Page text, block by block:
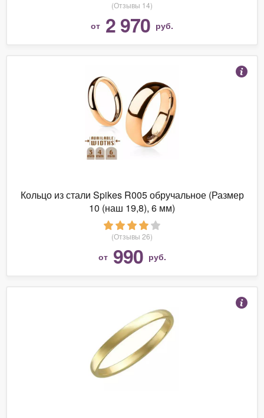
(Отзывы 14)
от 2 970 руб.
Кольцо из стали Spikes R005 обручальное (Размер
10 (наш 19,8), 6 мм)
(Отзывы 26)
от 990 руб.